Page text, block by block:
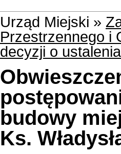
Urząd Miejski »
Przestrzennego i
decyzji o
budowy
Ks.